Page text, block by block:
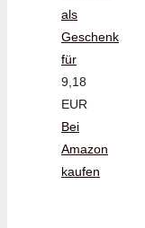
als
Geschenk
für
9,18
EUR
Bei
Amazon
kaufen